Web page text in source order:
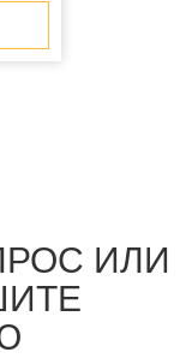
ИЛИ